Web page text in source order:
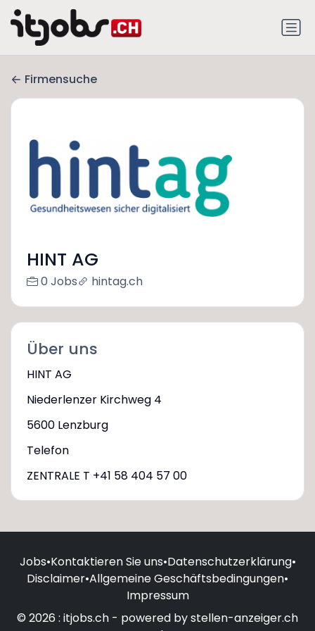
Firmensuche
HINT AG
0 Jobs hintag.ch
Über uns
HINT AG
Niederlenzer Kirchweg 4
5600 Lenzburg
Telefon
ZENTRALE T +41 58 404 57 00
Jobs•Kontaktieren Sie uns•Datenschutzerklärung•
Disclaimer•Allgemeine Geschäftsbedingungen•
Impressum
© 2026 : itjobs.ch - powered by stellen-anzeiger.ch